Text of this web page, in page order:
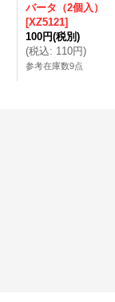
バータ（2個入）
[XZ5121]
100円(税別)
(税込: 110円)
参考在庫数9点